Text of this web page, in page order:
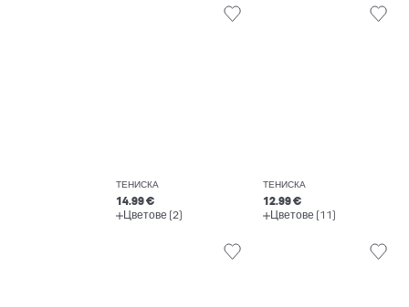
ТЕНИСКА
14.99 €
Цветове (2)
ТЕНИСКА
12.99 €
Цветове (11)